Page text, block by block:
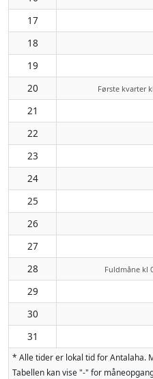
17
18
19
20 Første kvarter
21
22
23
24
25
26
27
28
Fuldmåne kl
29
30
31
* Alle tider er lokal tid for Antalaha.
Tabellen kan vise "-" for